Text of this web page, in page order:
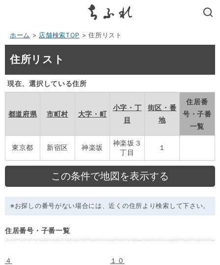
ホーム > 店舗検索TOP > 住所リスト
住所リスト
現在、選択している住所
都道府県 市町村 大字・町
小字・丁
目
街区・番
地
住居番
号・子番
一覧
東京都 新宿区 神楽坂
神楽坂３
丁目
１
※お探しの番号がない場合には、近くの住所より検索して下さい。
住居番号・子番一覧
４ １０